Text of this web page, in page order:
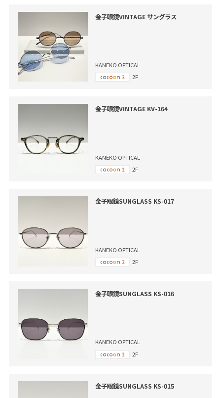
金子眼鏡VINTAGE サングラス
KANEKO OPTICAL
2F
金子眼鏡VINTAGE KV-164
KANEKO OPTICAL
2F
金子眼鏡SUNGLASS KS-017
KANEKO OPTICAL
2F
金子眼鏡SUNGLASS KS-016
KANEKO OPTICAL
2F
金子眼鏡SUNGLASS KS-015